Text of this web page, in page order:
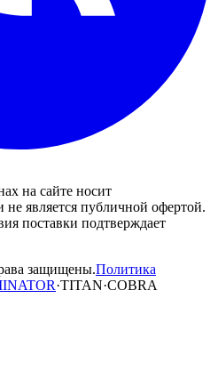
на сайте носит
не является публичной офертой.
поставки подтверждает
защищены.Политика
·TITAN·COBRA